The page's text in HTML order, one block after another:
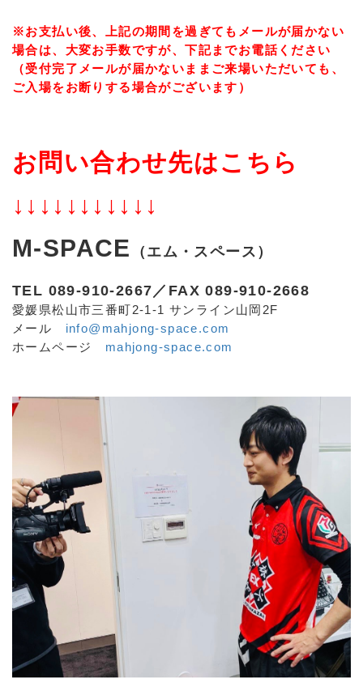
※お支払い後、上記の期間を過ぎてもメールが届かない
場合は、大変お手数ですが、下記までお電話ください
（受付完了メールが届かないままご来場いただいても、
ご入場をお断りする場合がございます）
お問い合わせ先はこちら
↓↓↓↓↓↓↓↓↓↓↓
M-SPACE
（エム・スペース）
TEL 089-910-2667／FAX 089-910-2668
愛媛県松山市三番町2-1-1 サンライン山岡2F
メール info@mahjong-space.com
ホームページ mahjong-space.com